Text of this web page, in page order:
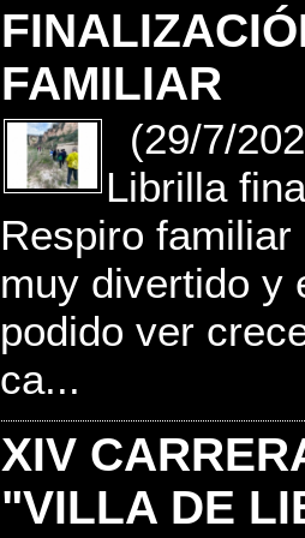
FAMILIAR
(29/7/
Librilla
Respiro
muy divertido y
podido ver
ca...
XIV
"VILLA DE